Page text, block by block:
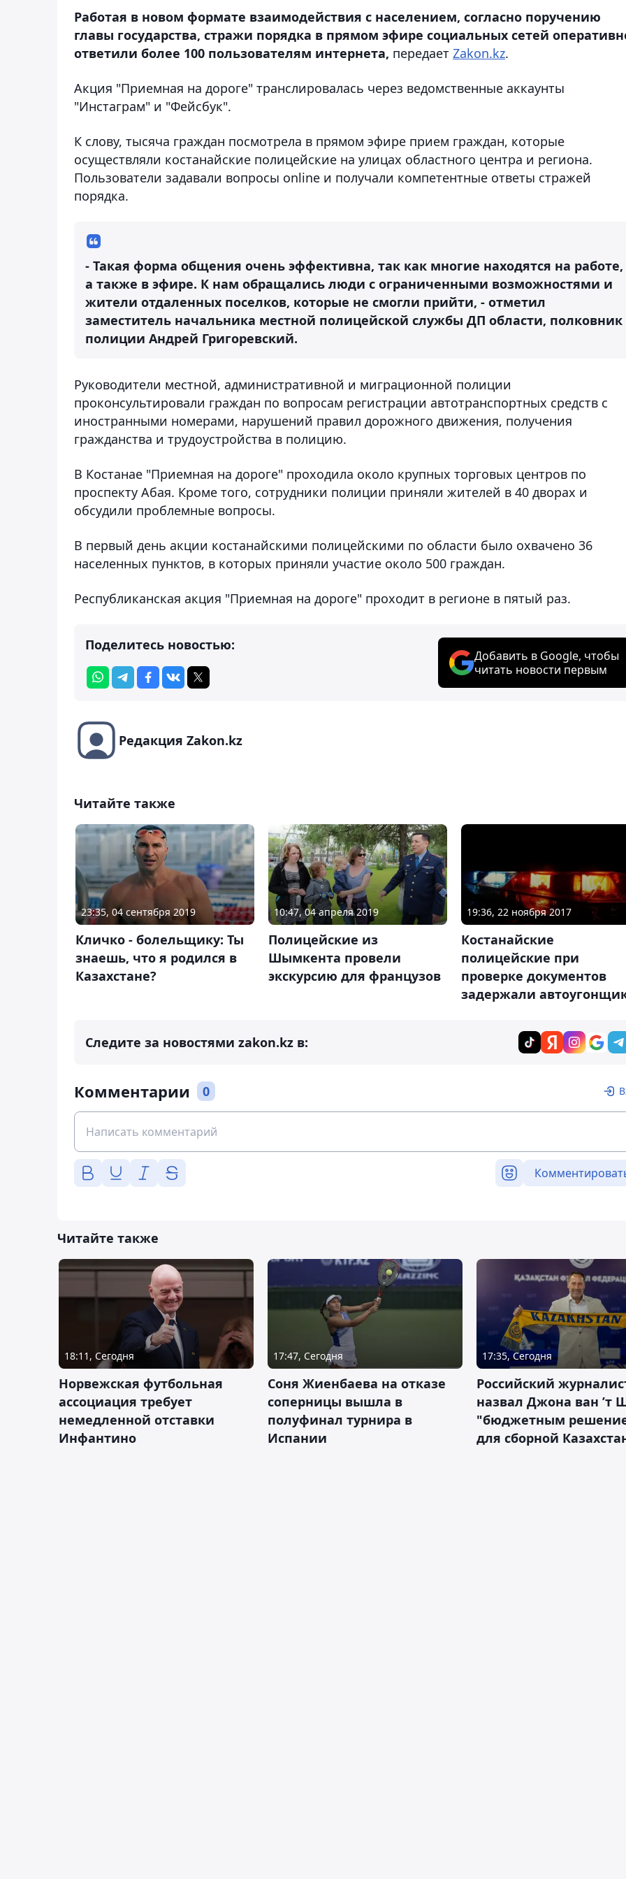
Работая в новом формате взаимодействия с населением, согласно поручению
главы государства, стражи порядка в прямом эфире социальных сетей
ответили более 100 пользователям интернета, передает Zakon.kz.
Акция "Приемная на дороге" транслировалась через ведомственные аккаунты
"Инстаграм" и "Фейсбук".
К слову, тысяча граждан посмотрела в прямом эфире прием граждан, которые
осуществляли костанайские полицейские на улицах областного центра и региона.
Пользователи задавали вопросы online и получали компетентные ответы стражей
порядка.
- Такая форма общения очень эффективна, так как многие находятся на работе,
а также в эфире. К нам обращались люди с ограниченными возможностями и
жители отдаленных поселков, которые не смогли прийти, - отметил
заместитель начальника местной полицейской службы ДП области, полковник
полиции Андрей Григоревский.
Руководители местной, административной и миграционной полиции
проконсультировали граждан по вопросам регистрации автотранспортных средств с
иностранными номерами, нарушений правил дорожного движения, получения
гражданства и трудоустройства в полицию.
В Костанае "Приемная на дороге" проходила около крупных торговых центров по
проспекту Абая. Кроме того, сотрудники полиции приняли жителей в 40 дворах и
обсудили проблемные вопросы.
В первый день акции костанайскими полицейскими по области было охвачено 36
населенных пунктов, в которых приняли участие около 500 граждан.
Республиканская акция "Приемная на дороге" проходит в регионе в пятый раз.
Поделитесь новостью:
Добавить в Google, чтобы
читать новости первым
Редакция Zakon.kz
Читайте также
23:35, 04 сентября 2019
Кличко - болельщику: Ты
знаешь, что я родился в
Казахстане?
10:47, 04 апреля 2019
Полицейские из
Шымкента провели
экскурсию для французов
19:36, 22 ноября 2017
Костанайские
полицейские при
проверке документов
задержали
Следите за новостями zakon.kz в:
Комментарии 0
Читайте также
18:11, Сегодня
Норвежская футбольная
ассоциация требует
немедленной отставки
Инфантино
17:47, Сегодня
Соня Жиенбаева на отказе
соперницы вышла в
полуфинал турнира в
Испании
17:35, Сегодня
Российский
назвал Джона ван ’т
"бюджетным
для сборной